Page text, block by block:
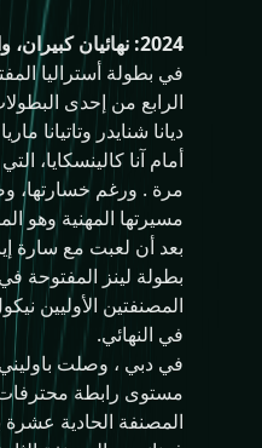
2024: نهائيان كبيران، والميدالية الذهبية الأولمبية
في بطولة أستراليا
الرابع من إحدى
ديانا شنايدر وتاتيانا
أمام آنا كالينسكايا،
مرة . ورغم خسارتها،
مسيرتها المهنية وهو
بعد أن لعبت مع سارة
بطولة لينز المفتوحة
المصنفتين الأوليين
في النهائي.
في دبي ، وصلت باوليني
المصنفة الحادية عشرة